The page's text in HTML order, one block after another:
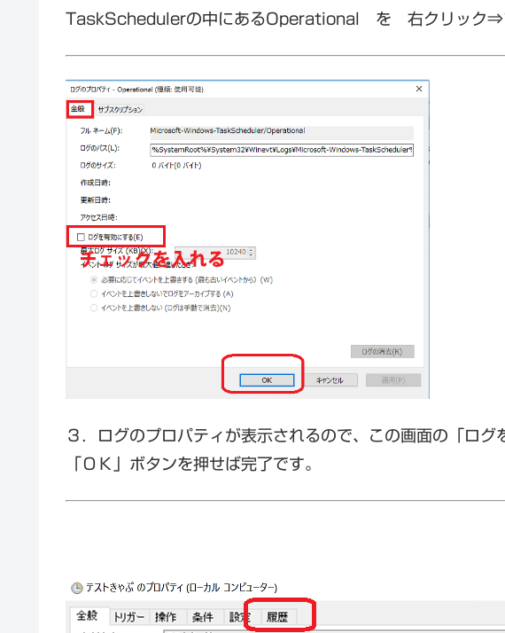
TaskSchedulerの中にあるOperational を 右クリック⇒プ
３．ログのプロパティが表示されるので、この画面の「ロ
「ＯＫ」ボタンを押せば完了です。